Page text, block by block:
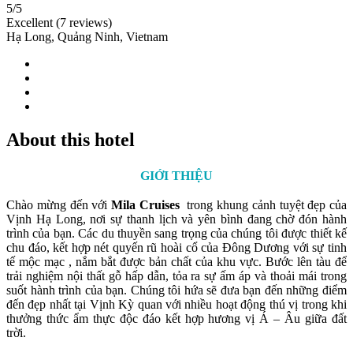
5/5
Excellent (7 reviews)
Hạ Long, Quảng Ninh, Vietnam
About this hotel
GIỚI THIỆU
Chào mừng đến với Mila Cruises trong khung cảnh tuyệt đẹp của
Vịnh Hạ Long, nơi sự thanh lịch và yên bình đang chờ đón hành
trình của bạn. Các du thuyền sang trọng của chúng tôi được thiết kế
chu đáo, kết hợp nét quyến rũ hoài cổ của Đông Dương với sự tinh
tế mộc mạc , nắm bắt được bản chất của khu vực. Bước lên tàu để
trải nghiệm nội thất gỗ hấp dẫn, tỏa ra sự ấm áp và thoải mái trong
suốt hành trình của bạn. Chúng tôi hứa sẽ đưa bạn đến những điểm
đến đẹp nhất tại Vịnh Kỳ quan với nhiều hoạt động thú vị trong khi
thưởng thức ẩm thực độc đáo kết hợp hương vị Á – Âu giữa đất
trời.